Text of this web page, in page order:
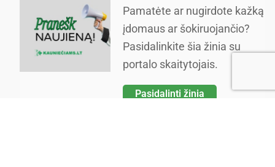
Pamatėte ar nugirdote kažką
įdomaus ar šokiruojančio?
Pasidalinkite šia žinia su
portalo skaitytojais.
Pasidalinti žinia